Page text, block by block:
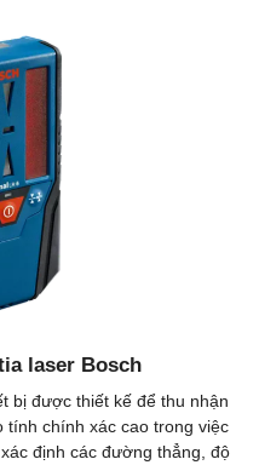
laser Bosch
bị được thiết kế để thu nhận
tính chính xác cao trong việc
định các đường thẳng, độ